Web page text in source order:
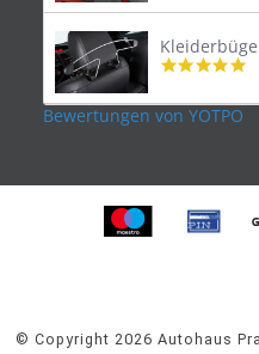
4.9
Bewertungen von YOTPO
© Copyright 2026 Autohaus